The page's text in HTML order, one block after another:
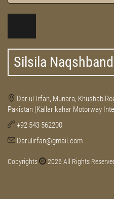
Silsila
Dar ul Irfan, Munara, Khushab
Pakistan (Kallar kahar Motorway
+92 543 562200
Darulirfan@gmail.com
Copyrights 2026 All Rights